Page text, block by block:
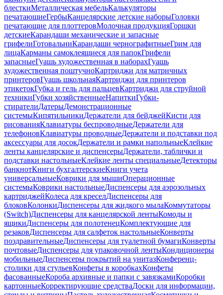
блесткиМеталлическая мебельКалькуляторы
печатающиеГербыКанцелярские детские наборыГоловки
печатающие для плоттеровМолочная продукцияГоршки
детскиеКарандаши механические и запасные
грифелиГотовальниКарандаши чернографитныеГрим для
лицаКарманы самоклеящиеся для папокГрифели
запасныеГуашь художественная в наборахГуашь
художественная поштучноКартриджи для матричных
принтеровГуашь школьнаяКартриджи для принтеров
этикетокГубка и гель для пальцевКартриджи для струйной
техникиГубки хозяйственныеНапиткиГубки-
стирателиДатерыДемонстрационные
системыКипятильникиДержатели для бейджейКисти для
рисованияКлавиатуры беспроводныеДержатели для
телефоновКлавиатуры проводныеДержатели и подставки под
аксессуары для досокДержатели и рамки напольныеКлейкие
ленты канцелярские и диспенсерыДержатели, таблички и
подставки настольныеКлейкие ленты специальныеДетекторы
банкнотКниги бухгалтерскиеКниги учета
универсальныеКоврики для мышиОперационные
системыКоврики настольныеДиспенсеры для аэрозольных
картриджейКолеса для креселДиспенсеры для
блоковКолонкиДиспенсеры для жидкого мылаКоммутаторы
(Switch)Диспенсеры для канцелярской лентыКомоды и
ящикиДиспенсеры для полотенецКомплектующие для
резаковДиспенсеры для салфеток настольныеКонверты
поздравительныеДиспенсеры для туалетной бумагиКонверты
почтовыеДиспенсеры для упаковочной лентыКондиционеры
мобильныеДиспенсеры покрытий на унитазКонференц-
столики для стульевКонфеты в коробкахКонфеты
фасованныеКороба архивные и папки с завязкамиКоробки
картонныеКорректирующие средстваДоски для информации,